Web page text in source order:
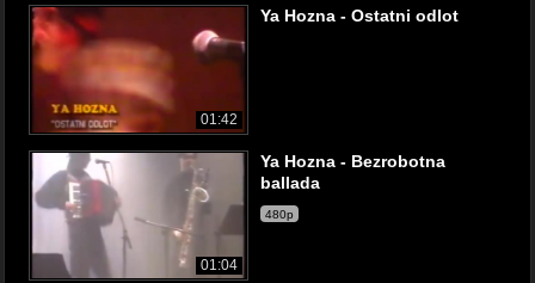
01:42
Ya Hozna - Ostatni odlot
01:04
Ya Hozna - Bezrobotna
ballada
480p